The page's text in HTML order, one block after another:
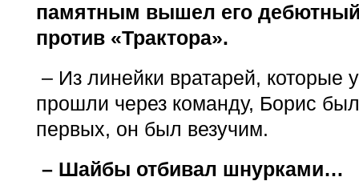
памятным вышел его дебютный
против «Трактора».
– Из линейки вратарей, которые
прошли через команду, Борис
первых, он был везучим.
– Шайбы отбивал шнурками…